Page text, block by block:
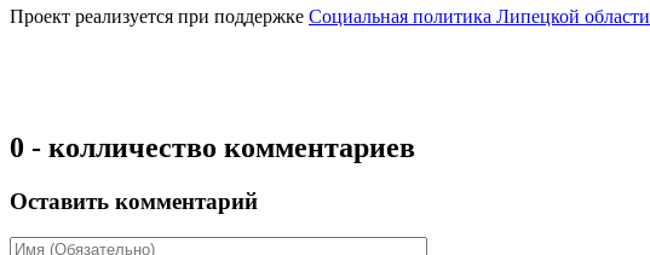
Проект реализуется при поддержке Социальная политика Липецкой области
0 - колличество комментариев
Оставить комментарий